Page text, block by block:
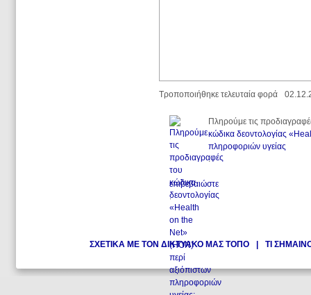
Τροποποιήθηκε τελευταία φορά
Πληρούμε τις
κώδικα δεοντολογίας
πληροφοριών υγείας
.
επιβεβαιώστε
.
ΣΧΕΤΙΚΑ ΜΕ ΤΟΝ ΔΙΚΤΥΑΚΟ ΜΑΣ ΤΟΠΟ ΤΙ